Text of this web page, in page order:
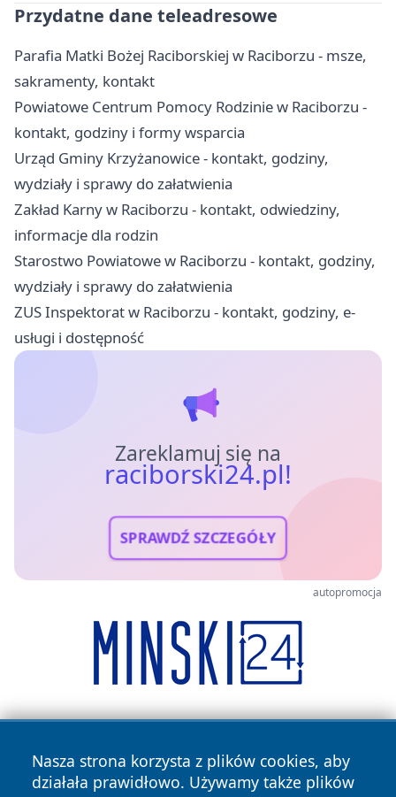
Przydatne dane teleadresowe
Parafia Matki Bożej Raciborskiej w Raciborzu - msze,
sakramenty, kontakt
Powiatowe Centrum Pomocy Rodzinie w Raciborzu -
kontakt, godziny i formy wsparcia
Urząd Gminy Krzyżanowice - kontakt, godziny,
wydziały i sprawy do załatwienia
Zakład Karny w Raciborzu - kontakt, odwiedziny,
informacje dla rodzin
Starostwo Powiatowe w Raciborzu - kontakt, godziny,
wydziały i sprawy do załatwienia
ZUS Inspektorat w Raciborzu - kontakt, godziny, e-
usługi i dostępność
Zareklamuj się na
raciborski24.pl!
SPRAWDŹ SZCZEGÓŁY
autopromocja
Nasza strona korzysta z plików cookies, aby
działała prawidłowo. Używamy także plików